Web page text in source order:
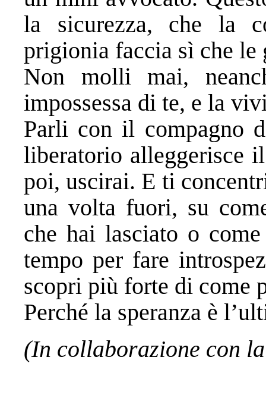
la sicurezza, che la
prigionia faccia sì che le
Non molli mai,
impossessa di te, e la
Parli con il compagno
liberatorio alleggerisce
poi, uscirai. E ti
una volta fuori, su
che hai lasciato o
tempo per fare
scopri più forte di come
Perché la speranza è
(In collaborazione con